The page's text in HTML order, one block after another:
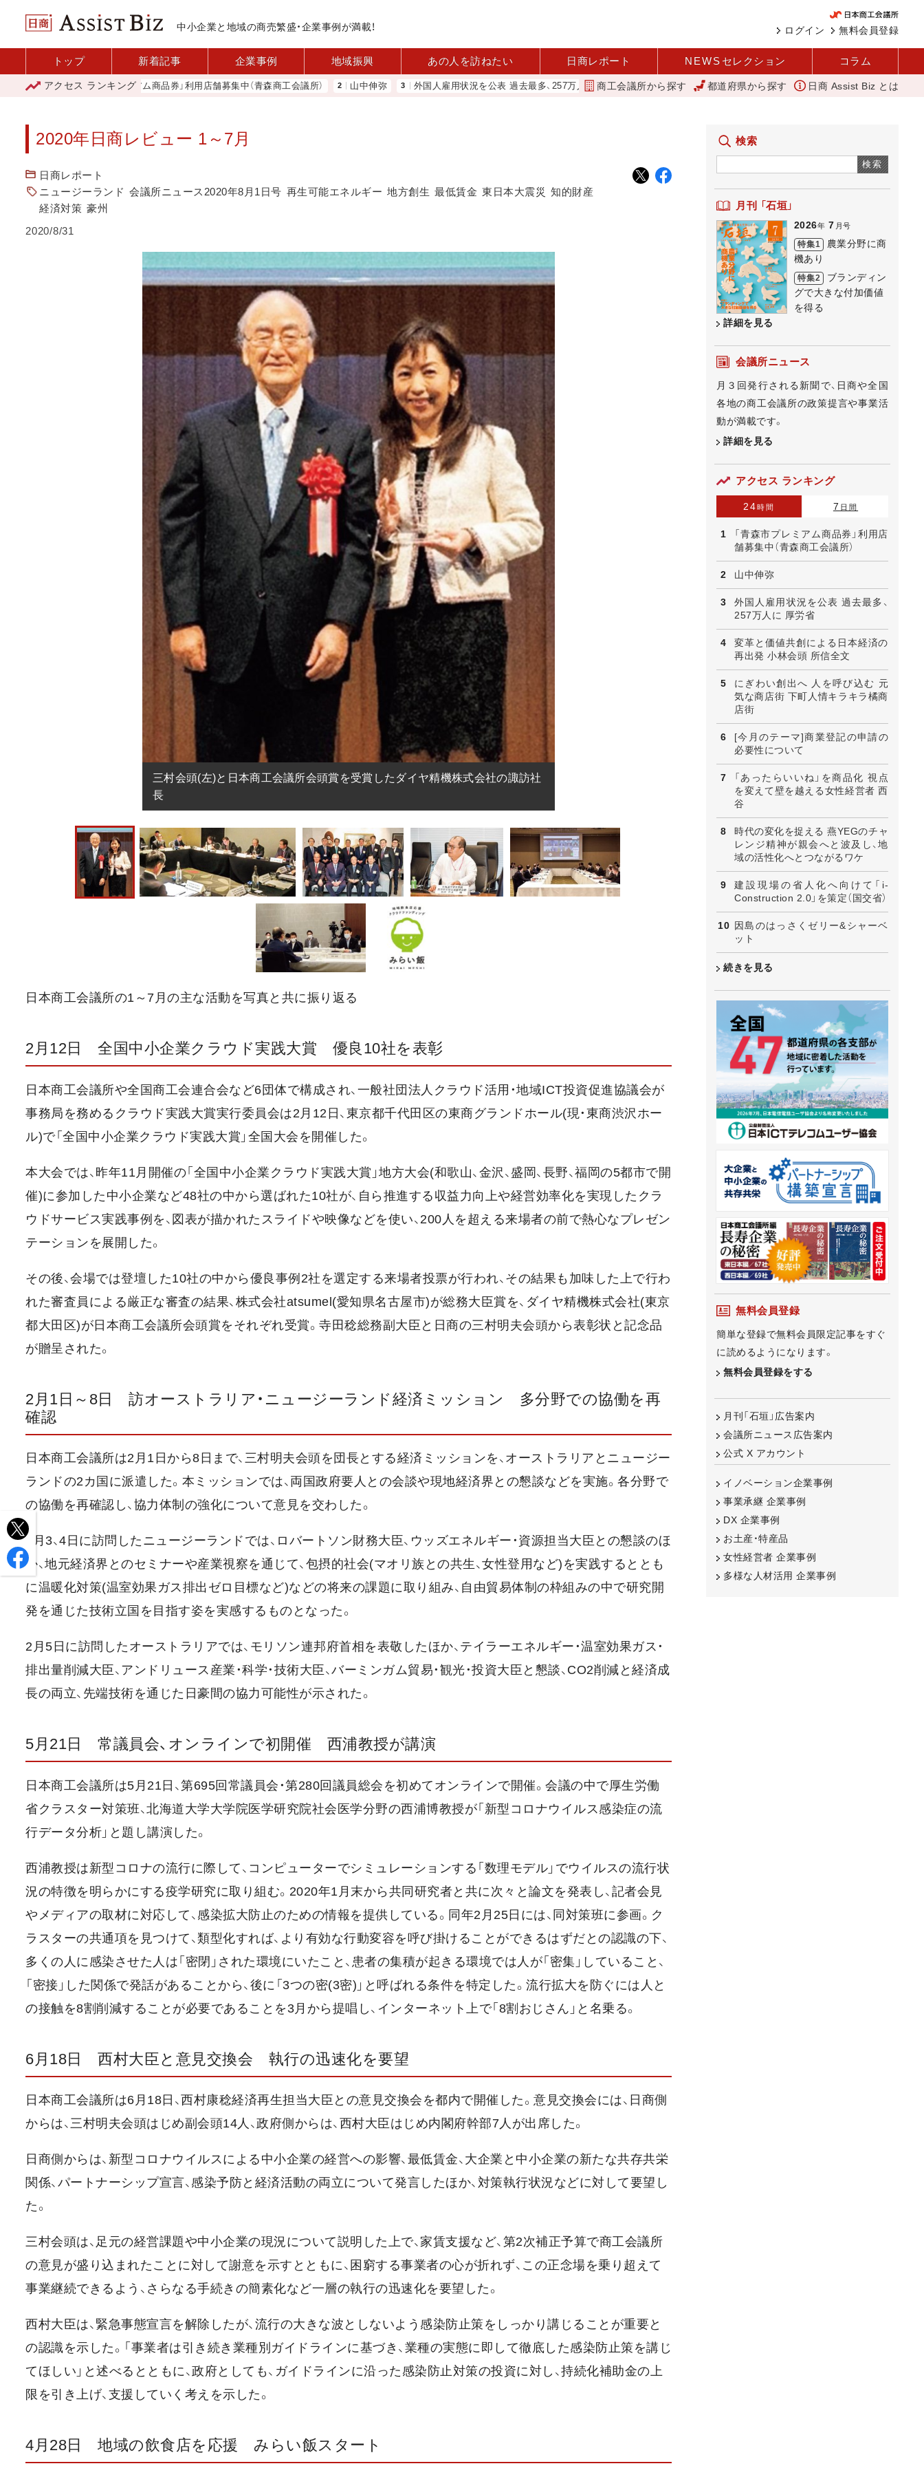
中小企業と地域の商売繁盛・企業事例が満載！ 無料会員登録
ログイン
トップ 新着記事 企業事例 地域振興 あの人を訪ねたい 日商レポート NEWS セレクション コラム
アクセス ランキング
「青森市プレミアム商品券」利用店舗募集中（青森商工会議所） 山中伸弥 外国人雇用状況を公表 過去最多、257万人に 厚労省 変革と価値共創による日本経済の再出発 小林会頭 所信全文 にぎわい創
商工会議所から探す 都道府県から探す 日商 Assist Biz とは
2020年日商レビュー 1～7月
日商レポート
ニュージーランド 会議所ニュース2020年8月1日号 再生可能エネルギー 地方創生 最低賃金 東日本大震災 知的財産
経済対策 豪州
2020/8/31
三村会頭(左)と日本商工会議所会頭賞を受賞したダイヤ精機株式会社の諏訪社
長
日本商工会議所の1～7月の主な活動を写真と共に振り返る
2月12日 全国中小企業クラウド実践大賞 優良10社を表彰
日本商工会議所や全国商工会連合会など6団体で構成され、一般社団法人クラウド活用・地域ICT投資促進協議会が
事務局を務めるクラウド実践大賞実行委員会は2月12日、東京都千代田区の東商グランドホール(現・東商渋沢ホー
ル)で「全国中小企業クラウド実践大賞」全国大会を開催した。
本大会では、昨年11月開催の「全国中小企業クラウド実践大賞」地方大会(和歌山、金沢、盛岡、長野、福岡の5都市で開
催)に参加した中小企業など48社の中から選ばれた10社が、自ら推進する収益力向上や経営効率化を実現したクラ
ウドサービス実践事例を、図表が描かれたスライドや映像などを使い、200人を超える来場者の前で熱心なプレゼン
テーションを展開した。
その後、会場では登壇した10社の中から優良事例2社を選定する来場者投票が行われ、その結果も加味した上で行わ
れた審査員による厳正な審査の結果、株式会社atsumel(愛知県名古屋市)が総務大臣賞を、ダイヤ精機株式会社(東京
都大田区)が日本商工会議所会頭賞をそれぞれ受賞。寺田稔総務副大臣と日商の三村明夫会頭から表彰状と記念品
が贈呈された。
2月1日～8日 訪オーストラリア・ニュージーランド経済ミッション 多分野での協働を再
確認
日本商工会議所は2月1日から8日まで、三村明夫会頭を団長とする経済ミッションを、オーストラリアとニュージー
ランドの2カ国に派遣した。本ミッションでは、両国政府要人との会談や現地経済界との懇談などを実施。各分野で
の協働を再確認し、協力体制の強化について意見を交わした。
2月3、4日に訪問したニュージーランドでは、ロバートソン財務大臣、ウッズエネルギー・資源担当大臣との懇談のほ
か、地元経済界とのセミナーや産業視察を通じて、包摂的社会(マオリ族との共生、女性登用など)を実践するととも
に温暖化対策(温室効果ガス排出ゼロ目標など)などの将来の課題に取り組み、自由貿易体制の枠組みの中で研究開
発を通じた技術立国を目指す姿を実感するものとなった。
2月5日に訪問したオーストラリアでは、モリソン連邦府首相を表敬したほか、テイラーエネルギー・温室効果ガス・
排出量削減大臣、アンドリュース産業・科学・技術大臣、バーミンガム貿易・観光・投資大臣と懇談、CO2削減と経済成
長の両立、先端技術を通じた日豪間の協力可能性が示された。
5月21日 常議員会、オンラインで初開催 西浦教授が講演
日本商工会議所は5月21日、第695回常議員会・第280回議員総会を初めてオンラインで開催。会議の中で厚生労働
省クラスター対策班、北海道大学大学院医学研究院社会医学分野の西浦博教授が「新型コロナウイルス感染症の流
行データ分析」と題し講演した。
西浦教授は新型コロナの流行に際して、コンピューターでシミュレーションする「数理モデル」でウイルスの流行状
況の特徴を明らかにする疫学研究に取り組む。2020年1月末から共同研究者と共に次々と論文を発表し、記者会見
やメディアの取材に対応して、感染拡大防止のための情報を提供している。同年2月25日には、同対策班に参画。ク
ラスターの共通項を見つけて、類型化すれば、より有効な行動変容を呼び掛けることができるはずだとの認識の下、
多くの人に感染させた人は「密閉」された環境にいたこと、患者の集積が起きる環境では人が「密集」していること、
「密接」した関係で発話があることから、後に「3つの密(3密)」と呼ばれる条件を特定した。流行拡大を防ぐには人と
の接触を8割削減することが必要であることを3月から提唱し、インターネット上で「8割おじさん」と名乗る。
6月18日 西村大臣と意見交換会 執行の迅速化を要望
日本商工会議所は6月18日、西村康稔経済再生担当大臣との意見交換会を都内で開催した。意見交換会には、日商側
からは、三村明夫会頭はじめ副会頭14人、政府側からは、西村大臣はじめ内閣府幹部7人が出席した。
日商側からは、新型コロナウイルスによる中小企業の経営への影響、最低賃金、大企業と中小企業の新たな共存共栄
関係、パートナーシップ宣言、感染予防と経済活動の両立について発言したほか、対策執行状況などに対して要望し
た。
三村会頭は、足元の経営課題や中小企業の現況について説明した上で、家賃支援など、第2次補正予算で商工会議所
の意見が盛り込まれたことに対して謝意を示すとともに、困窮する事業者の心が折れず、この正念場を乗り超えて
事業継続できるよう、さらなる手続きの簡素化など一層の執行の迅速化を要望した。
西村大臣は、緊急事態宣言を解除したが、流行の大きな波としないよう感染防止策をしっかり講じることが重要と
の認識を示した。「事業者は引き続き業種別ガイドラインに基づき、業種の実態に即して徹底した感染防止策を講じ
てほしい」と述べるとともに、政府としても、ガイドラインに沿った感染防止対策の投資に対し、持続化補助金の上
限を引き上げ、支援していく考えを示した。
4月28日 地域の飲食店を応援 みらい飯スタート
検索
検索
月刊 「石垣」
2026年 7 月号
特集1
農業分野に商
機あり
特集2
ブランディン
グで大きな付加価値
を得る
詳細を見る
会議所ニュース
月３回発行される新聞で、日商や全国
各地の商工会議所の政策提言や事業活
動が満載です。
詳細を見る
アクセス ランキング
24時間 7 日間
「青森市プレミアム商品券」利用店
舗募集中（青森商工会議所）
山中伸弥
外国人雇用状況を公表 過去最多、
257万人に 厚労省
変革と価値共創による日本経済の
再出発 小林会頭 所信全文
にぎわい創出へ 人を呼び込む 元
気な商店街 下町人情キラキラ橘商
店街
[今月のテーマ]商業登記の申請の
必要性について
「あったらいいね」を商品化 視点
を変えて壁を越える女性経営者 西
谷
時代の変化を捉える 燕YEGのチャ
レンジ精神が親会へと波及し、地
域の活性化へとつながるワケ
建設現場の省人化へ向けて「i-
Construction 2.0」を策定（国交省）
因島のはっさくゼリー&シャーベ
ット
続きを見る
無料会員登録
簡単な登録で無料会員限定記事をすぐ
に読めるようになります。
無料会員登録をする
月刊「石垣」広告案内
会議所ニュース広告案内
公式 X アカウント
イノベーション企業事例
事業承継 企業事例
DX 企業事例
お土産・特産品
女性経営者 企業事例
多様な人材活用 企業事例